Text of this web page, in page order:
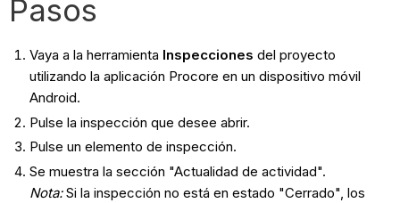
Pasos
Vaya a la herramienta Inspecciones del proyecto
utilizando la aplicación Procore en un dispositivo móvil
Android.
Pulse la inspección que desee abrir.
Pulse un elemento de inspección.
Se muestra la sección "Actualidad de actividad".
Nota:Si la inspección no está en estado "Cerrado", los